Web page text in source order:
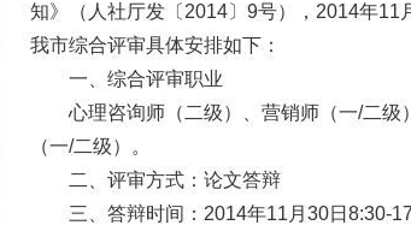
知》（人社厅发〔 2014〕 9号）， 2014年11
我市综合评审具体安排如下：
一、综合评审职业
心理咨询师（二级）、营销师（一/二级
（一/二级）。
二、评审方式：论文答辩
三、答辩时间： 2014年11 月 30日 8:30-